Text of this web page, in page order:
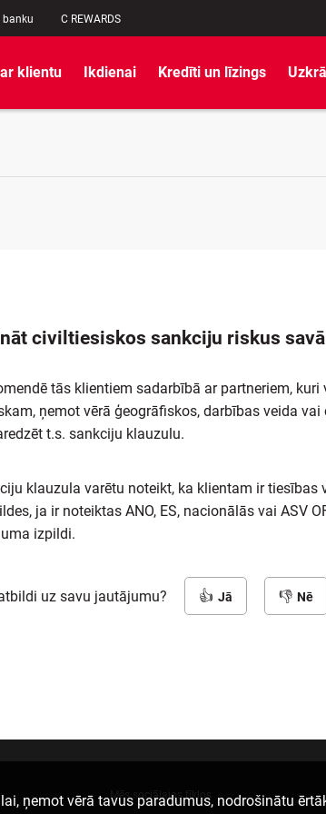
banku C REWARDS
klientu Ikdienai Kredīti un līzings
civiltiesiskos sankciju riskus
tās klientiem sadarbībā ar partneriem,
ņemot vērā ģeogrāfiskos, darbības veida
t.s. sankciju klauzulu.
klauzula varētu noteikt, ka klientam ir tiesības
ja ir noteiktas ANO, ES, nacionālās vai ASV
izpildi.
uz savu jautājumu? Jā Nē
ņemot vērā tavus paradumus, nodrošinātu
Mēs sociālajos tīklos